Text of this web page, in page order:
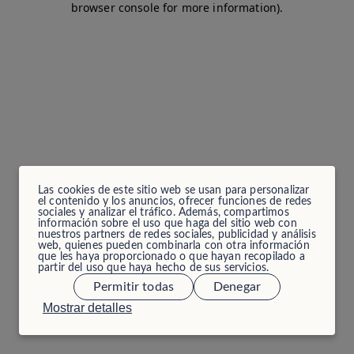
Las cookies de este sitio web se usan para personalizar
el contenido y los anuncios, ofrecer funciones de redes
sociales y analizar el tráfico. Además, compartimos
información sobre el uso que haga del sitio web con
nuestros partners de redes sociales, publicidad y análisis
web, quienes pueden combinarla con otra información
que les haya proporcionado o que hayan recopilado a
partir del uso que haya hecho de sus servicios.
Mostrar detalles
Permitir todas Denegar
browser console for more information).